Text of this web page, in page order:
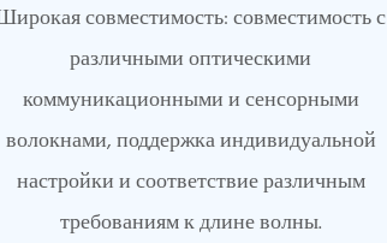
совместимость: совместимость с
различными оптическими
коммуникационными и сенсорными
волокнами, поддержка индивидуальной
настройки и соответствие различным
требованиям к длине волны.